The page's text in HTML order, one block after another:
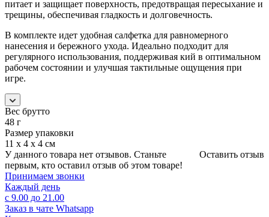
питает и защищает поверхность, предотвращая пересыхание и
трещины, обеспечивая гладкость и долговечность.
В комплекте идет удобная салфетка для равномерного
нанесения и бережного ухода. Идеально подходит для
регулярного использования, поддерживая кий в оптимальном
рабочем состоянии и улучшая тактильные ощущения при
игре.
Вес брутто
48 г
Размер упаковки
11 х 4 х 4 см
Оставить отзыв
У данного товара нет отзывов. Станьте
первым, кто оставил отзыв об этом товаре!
Принимаем звонки
Каждый день
с 9.00 до 21.00
Заказ в чате Whatsapp